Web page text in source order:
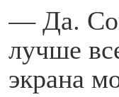
— Да.
лучше
экрана